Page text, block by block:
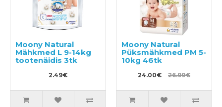
Moony Natural
Mähkmed L 9-14kg
tootenäidis 3tk
2.49€
Moony Natural
Püksmähkmed PM 5-
10kg 46tk
24.00€ 26.99€